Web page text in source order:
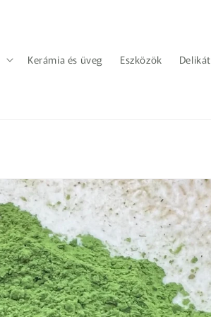
Kerámia és üveg Eszközök Delikát